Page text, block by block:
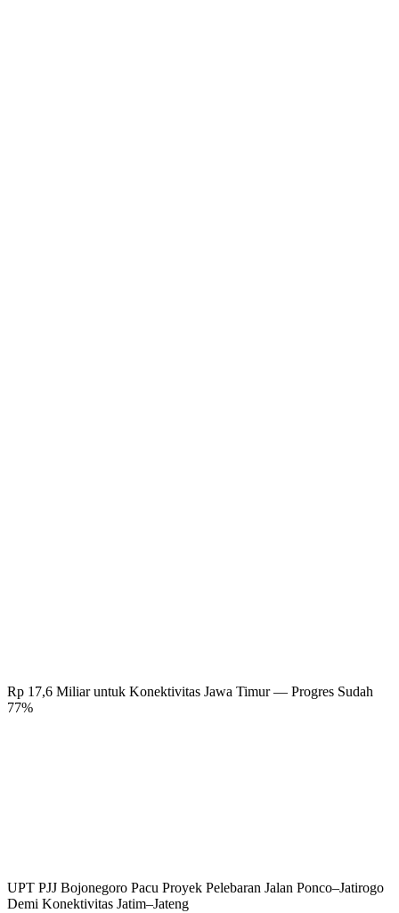
Rp 17,6 Miliar untuk Konektivitas Jawa Timur — Progres Sudah
77%
UPT PJJ Bojonegoro Pacu Proyek Pelebaran Jalan Ponco–Jatirogo
Demi Konektivitas Jatim–Jateng